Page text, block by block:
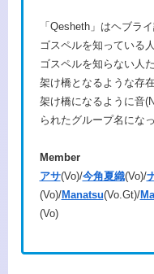
「Qesheth」はヘブラ
ゴスペルを知っている
ゴスペルを知らない人
架け橋となるような存
架け橋になるように音
られたグループ名になっ
Member
アサ(Vo)/今角夏織(Vo)/
(Vo)/Manatsu(Vo.Gt)/
(Vo)